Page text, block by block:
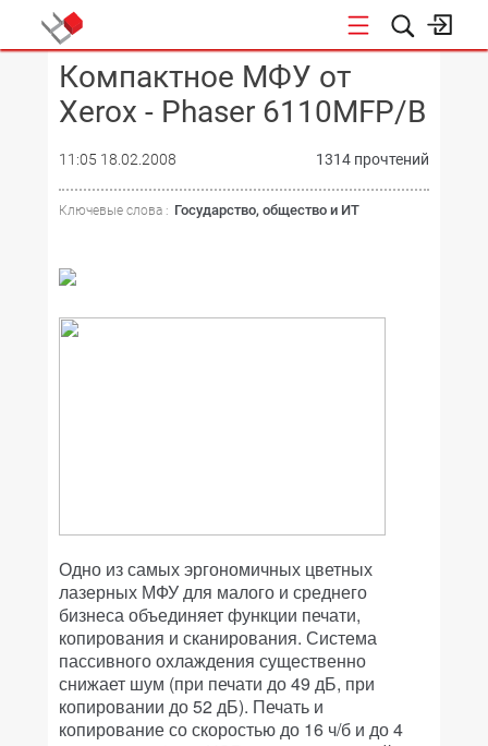
КОНФЕРЕНЦИИ
Компактное МФУ от
Xеrox - Phaser 6110MFP/B
11:05 18.02.2008 1314 прочтений
Ключевые слова : Государство, общество и ИТ
Одно из самых эргономичных цветных
лазерных МФУ для малого и среднего
бизнеса объединяет функции печати,
копирования и сканирования. Система
пассивного охлаждения существенно
снижает шум (при печати до 49 дБ, при
копировании до 52 дБ). Печать и
копирование со скоростью до 16 ч/б и до 4